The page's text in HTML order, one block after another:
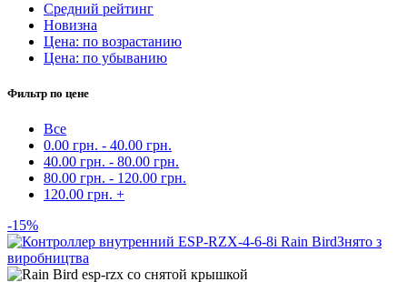
Средний рейтинг
Новизна
Цена: по возрастанию
Цена: по убыванию
Фильтр по цене
Все
0.00 грн. - 40.00 грн.
40.00 грн. - 80.00 грн.
80.00 грн. - 120.00 грн.
120.00 грн. +
-15%
Знято з
виробництва